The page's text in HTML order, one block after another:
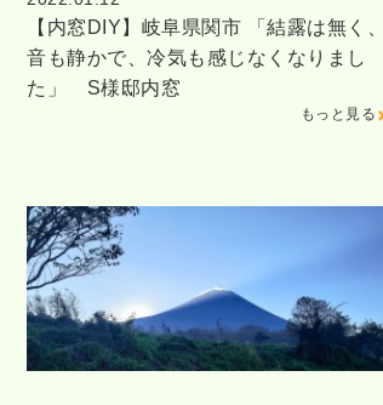
【内窓DIY】岐阜県関市 「結露は無く、
音も静かで、冷気も感じなくなりまし
た」 S様邸内窓
もっと見る